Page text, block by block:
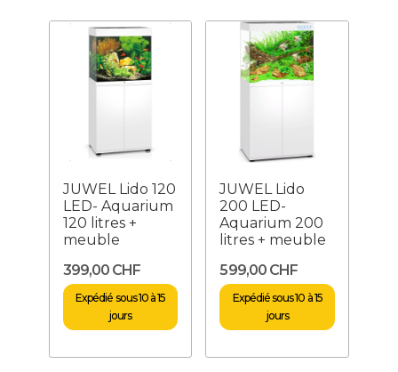
JUWEL Lido 120
LED- Aquarium
120 litres +
meuble
399,00 CHF
Expédié sous 10 à 15
jours
JUWEL Lido
200 LED-
Aquarium 200
litres + meuble
599,00 CHF
Expédié sous 10 à 15
jours